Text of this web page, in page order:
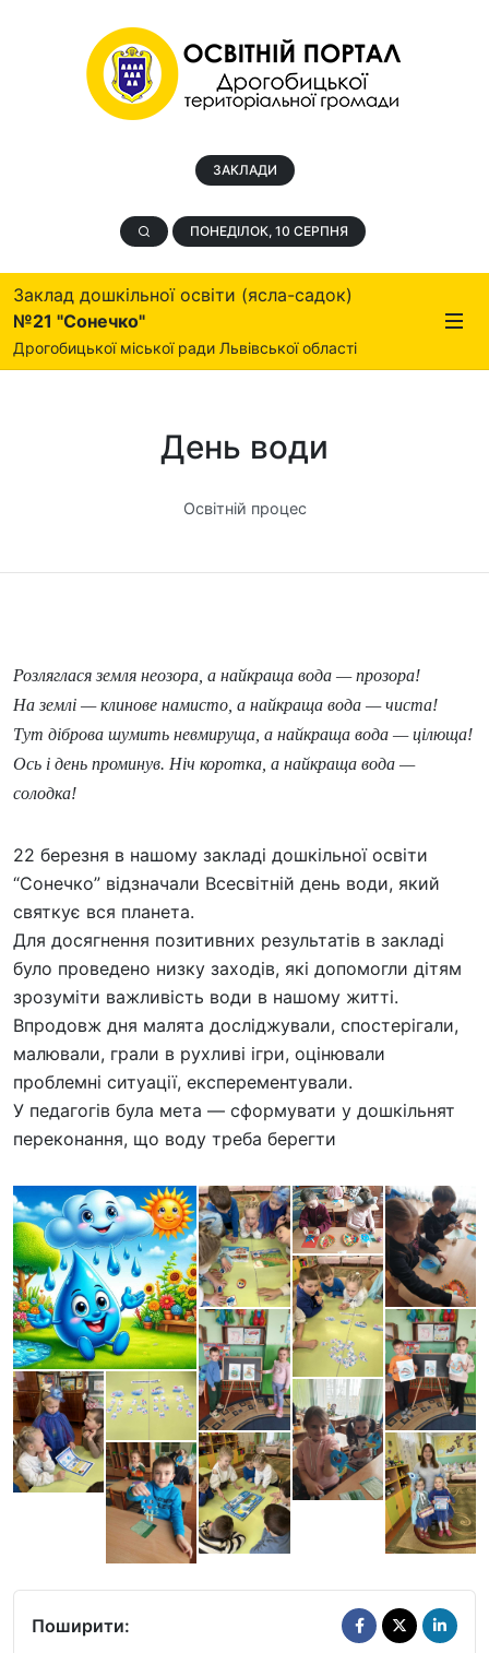
ЗАКЛАДИ
ПОНЕДІЛОК, 10 СЕРПНЯ
Заклад дошкільної освіти (ясла-садок)
№21 "Сонечко"
Дрогобицької міської ради Львівської області
День води
Освітній процес
Розляглася земля неозора, а найкраща вода — прозора!
На землі — клинове намисто, а найкраща вода — чиста!
Тут діброва шумить невмируща, а найкраща вода — цілюща!
Ось і день проминув. Ніч коротка, а найкраща вода —
солодка!
22 березня в нашому закладі дошкільної освіти
“Сонечко” відзначали Всесвітній день води, який
святкує вся планета.
Для досягнення позитивних результатів в закладі
було проведено низку заходів, які допомогли дітям
зрозуміти важливість води в нашому житті.
Впродовж дня малята досліджували, спостерігали,
малювали, грали в рухливі ігри, оцінювали
проблемні ситуації, експерементували.
У педагогів була мета — сформувати у дошкільнят
переконання, що воду треба берегти
Поширити: